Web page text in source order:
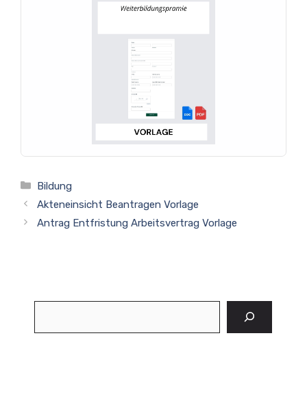
Kategorien
Bildung
Akteneinsicht Beantragen Vorlage
Antrag Entfristung Arbeitsvertrag Vorlage